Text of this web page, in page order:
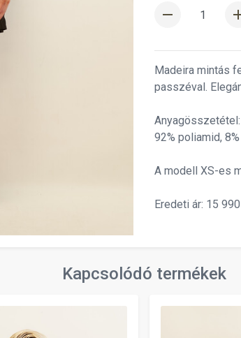
remove
Madeira mintás
passzéval.
Anyagösszetétel:
92% poliamid,
A modell XS-es
Eredeti ár: 15
Kapcsolódó termékek